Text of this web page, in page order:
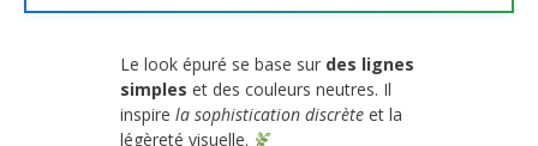
Le look épuré se base sur des lignes
simples et des couleurs neutres. Il
inspire la sophistication discrète et la
légèreté visuelle.